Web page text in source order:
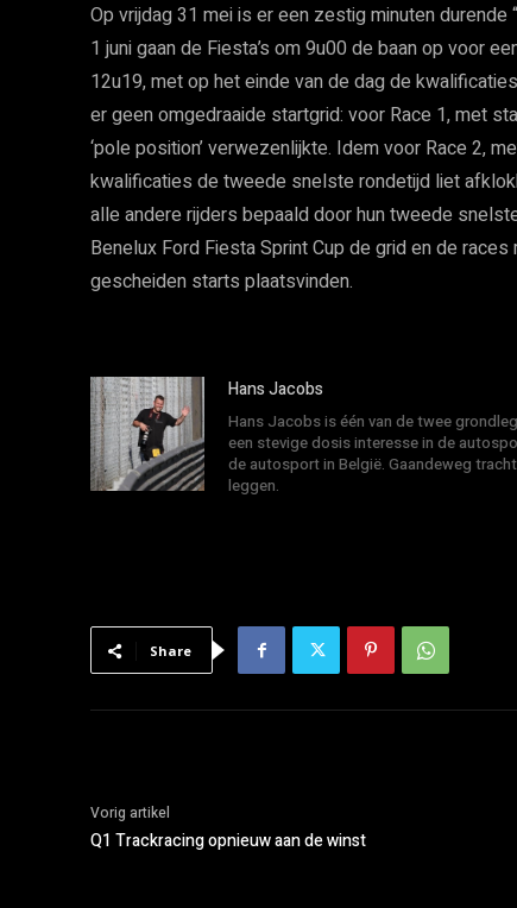
Op vrijdag 31 mei is er een zestig minuten
1 juni gaan de Fiesta’s om 9u00 de baan op voor
12u19, met op het einde van de dag de
er geen omgedraaide startgrid: voor Race 1, met
‘pole position’ verwezenlijkte. Idem voor Race 2,
kwalificaties de tweede snelste rondetijd liet
alle andere rijders bepaald door hun tweede
Benelux Ford Fiesta Sprint Cup de grid en de
gescheiden starts plaatsvinden.
Hans Jacobs
Hans Jacobs is één van de twee
een stevige dosis interesse in de
de autosport in België. Gaandeweg
leggen.
Share
Vorig artikel
Q1 Trackracing opnieuw aan de winst